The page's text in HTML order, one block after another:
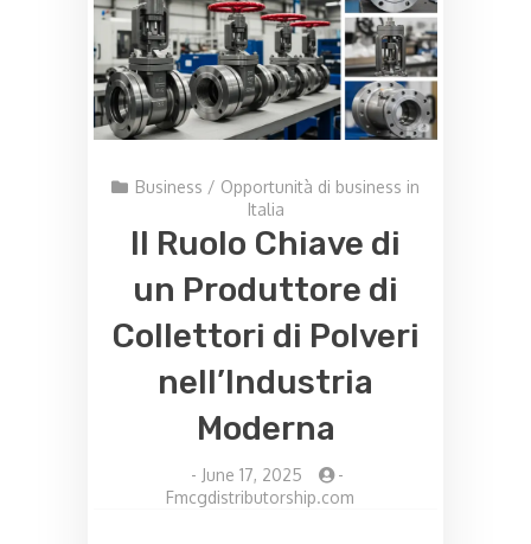
Business / Opportunità di business in
Italia
Il Ruolo Chiave di
un Produttore di
Collettori di Polveri
nell’Industria
Moderna
- June 17, 2025
-
Fmcgdistributorship.com